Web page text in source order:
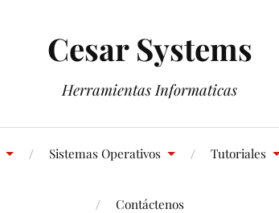
Cesar Systems
Herramientas Informaticas
Sistemas Operativos Tutoriales
Contáctenos